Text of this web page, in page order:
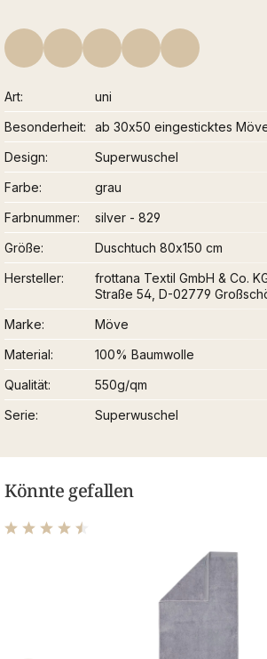
Art
uni
Besonderheit
ab 30x50 eingesticktes
Design
Superwuschel
Farbe
grau
Farbnummer
silver - 829
Größe
Duschtuch 80x150 cm
Hersteller
frottana Textil GmbH & Co.
Straße 54, D-02779
Marke
Möve
Material
100% Baumwolle
Qualität
550g/qm
Serie
Superwuschel
Könnte gefallen
Durchschnittliche Bewertung von 4.48